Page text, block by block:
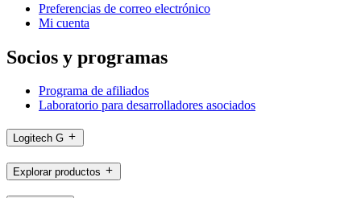
Preferencias de correo electrónico
Mi cuenta
Socios y programas
Programa de afiliados
Laboratorio para desarrolladores asociados
Logitech G
Explorar productos